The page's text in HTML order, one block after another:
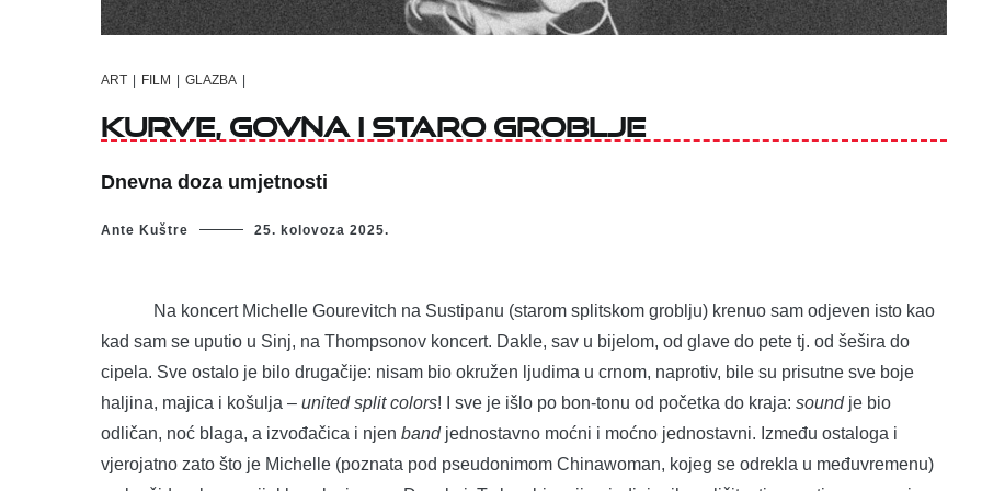
ART FILM GLAZBA
Kurve, govna i staro groblje
Dnevna doza umjetnosti
Ante Kuštre 25. kolovoza 2025.
Na koncert Michelle Gourevitch na Sustipanu (starom splitskom groblju) krenuo sam odjeven isto kao
kad sam se uputio u Sinj, na Thompsonov koncert. Dakle, sav u bijelom, od glave do pete tj. od šešira do
cipela. Sve ostalo je bilo drugačije: nisam bio okružen ljudima u crnom, naprotiv, bile su prisutne sve boje
haljina, majica i košulja – united split colors! I sve je išlo po bon-tonu od početka do kraja: soundje bio
odličan, noć blaga, a izvođačica i njen bandjednostavno moćni i moćno jednostavni. Između ostaloga i
vjerojatno zato što je Michelle (poznata pod pseudonimom Chinawoman, kojeg se odrekla u međuvremenu)